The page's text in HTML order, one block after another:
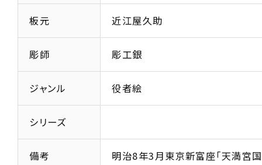
板元 近江屋久助
彫師 彫工銀
ジャンル 役者絵
シリーズ
備考 明治8年3月東京新富座「天満宮